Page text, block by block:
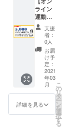
メール
をお送
りさせ
て頂き
ます。
ライン
運動プ
ラン】
オンラ
インア
プリを
利用し
てのオ
ンライ
ン運動
を指導
させて
頂くプ
ランで
す。お
支援
者：
0人
お届
け予
定：
2021
年03
月
詳細を見る
こ
の
リ
タ
ー
ン
を
選
択
す
る